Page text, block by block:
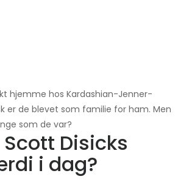
hjemme hos Kardashian-Jenner-
er de blevet som familie for ham. Men
som de var?
Disicks
i dag?